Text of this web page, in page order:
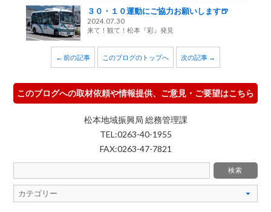
３０・１０運動にご協力お願いします🍺
2024.07.30
来て！観て！松本『彩』発見
← 前の記事 このブログのトップへ 次の記事 →
このブログへの取材依頼や情報提供、ご意見・ご要望はこちら
松本地域振興局 総務管理課
TEL:0263-40-1955
FAX:0263-47-7821